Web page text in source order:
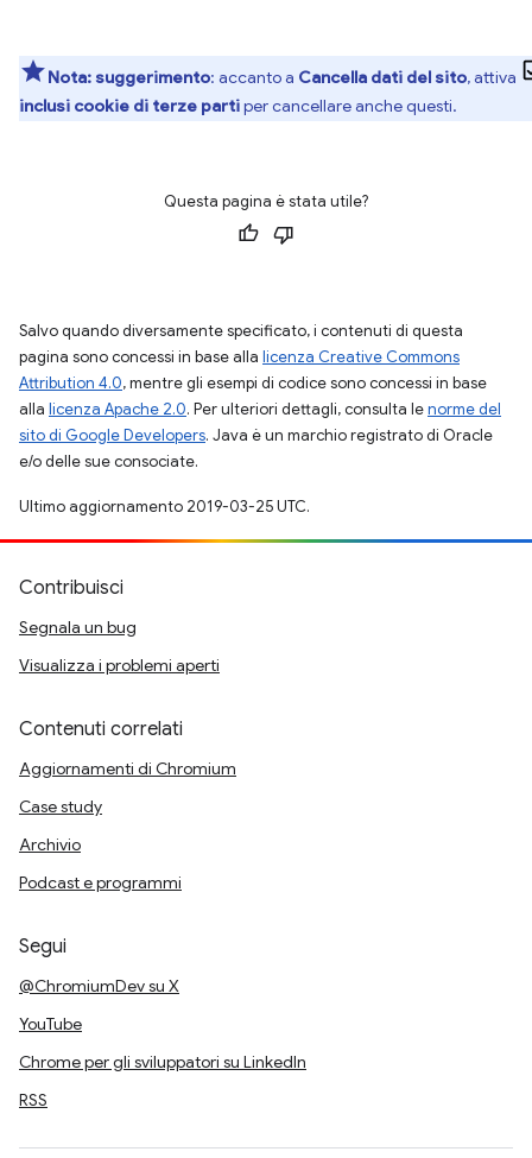
Nota: suggerimento: accanto a Cancella dati del sito, attiva
inclusi cookie di terze partiper cancellare anche questi.
Questa pagina è stata utile?
Salvo quando diversamente specificato, i contenuti di questa
pagina sono concessi in base alla licenza Creative Commons
Attribution 4.0, mentre gli esempi di codice sono concessi in base
alla licenza Apache 2.0. Per ulteriori dettagli, consulta lenorme del
sito di Google Developers. Java è un marchio registrato di Oracle
e/o delle sue consociate.
Ultimo aggiornamento 2019-03-25 UTC.
Contribuisci
Segnala un bug
Visualizza i problemi aperti
Contenuti correlati
Aggiornamenti di Chromium
Case study
Archivio
Podcast e programmi
Segui
@ChromiumDev su X
YouTube
Chrome per gli sviluppatori su LinkedIn
RSS